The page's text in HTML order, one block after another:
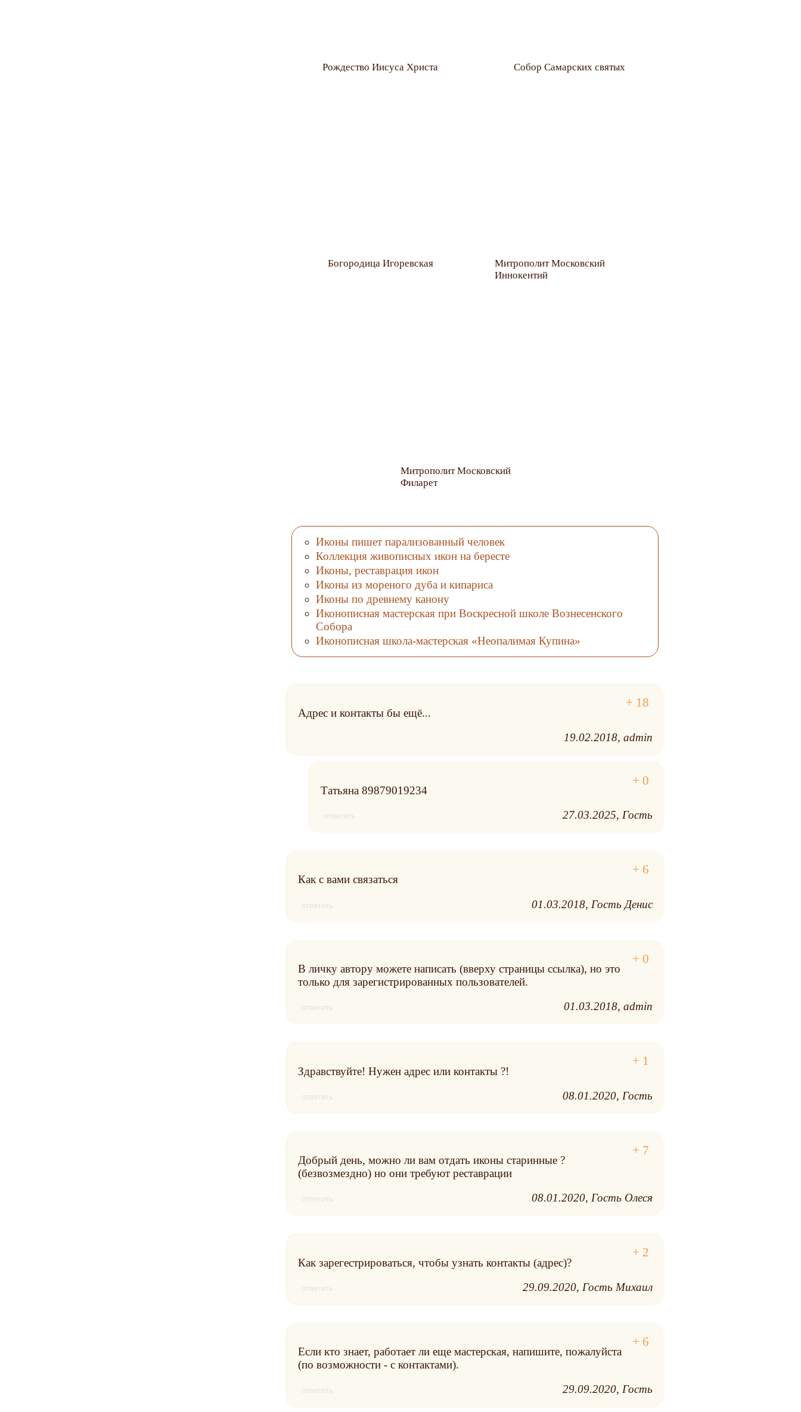
Рождество Иисуса Христа Собор Самарских святых
Богородица Игоревская
Митрополит Московский
Иннокентий
Митрополит Московский
Филарет
Иконы пишет парализованный человек
Коллекция живописных икон на бересте
Иконы, реставрация икон
Иконы из мореного дуба и кипариса
Иконы по древнему канону
Иконописная мастерская при Воскресной школе Вознесенского
Собора
Иконописная школа-мастерская «Неопалимая Купина»
Адрес и контакты бы ещё...
19.02.2018 admin
Татьяна 89879019234
ответить 27.03.2025 Гость
Как с вами связаться
ответить 01.03.2018 Гость Денис
В личку автору можете написать (вверху страницы ссылка), но это
только для зарегистрированных пользователей.
ответить 01.03.2018 admin
Здравствуйте! Нужен адрес или контакты ?!
ответить 08.01.2020 Гость
Добрый день, можно ли вам отдать иконы старинные ?
(безвозмездно) но они требуют реставрации
ответить 08.01.2020 Гость Олеся
Как зарегестрироваться, чтобы узнать контакты (адрес)?
ответить 29.09.2020 Гость Михаил
Если кто знает, работает ли еще мастерская, напишите, пожалуйста
(по возможности - с контактами).
ответить 29.09.2020 Гость